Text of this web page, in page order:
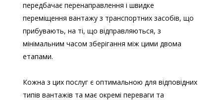
передбачає перенаправлення і швидке
переміщення вантажу з транспортних засобів, що
прибувають, на ті, що відправляються, з
мінімальним часом зберігання між цими двома
етапами.
Кожна з цих послуг є оптимальною для відповідних
типів вантажів та має окремі переваги та